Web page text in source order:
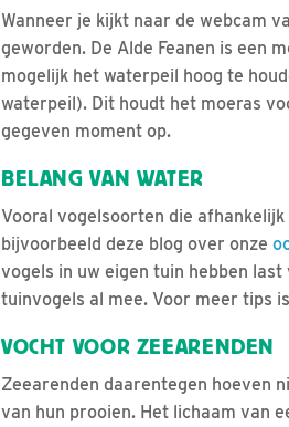
Wanneer je kijkt naar de webcam
geworden. De Alde Feanen is een
mogelijk het waterpeil hoog te
waterpeil). Dit houdt het moeras
gegeven moment op.
BELANG VAN WATER
Vooral vogelsoorten die
bijvoorbeeld deze blog over onze
vogels in uw eigen tuin hebben
tuinvogels al mee. Voor meer tips
VOCHT VOOR ZEEARENDEN
Zeearenden daarentegen hoeven
van hun prooien. Het lichaam van